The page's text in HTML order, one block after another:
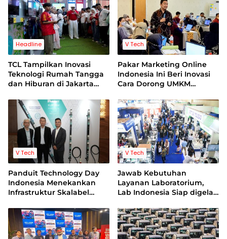
Headline
TCL Tampilkan Inovasi
Teknologi Rumah Tangga
dan Hiburan di Jakarta
V Tech
Pakar Marketing Online
Indonesia Ini Beri Inovasi
Cara Dorong UMKM
Kelas di Era Digital
V Tech
Panduit Technology Day
Indonesia Menekankan
Infrastruktur Skalabel
Berbasis AI
V Tech
Jawab Kebutuhan
Layanan Laboratorium,
Lab Indonesia Siap digelar